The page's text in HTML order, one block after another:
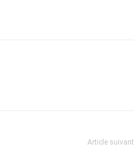
Article suivant